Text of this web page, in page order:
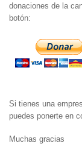
donaciones de la
botón:
Si tienes una
puedes ponerte en
Muchas gracias